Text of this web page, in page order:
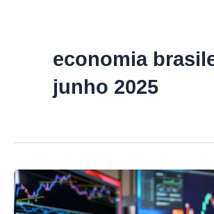
economia
junho 2025